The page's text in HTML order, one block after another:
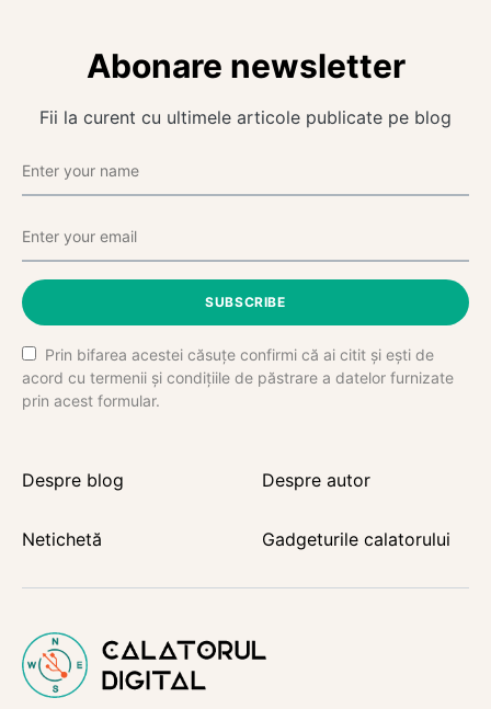
Abonare newsletter
Fii la curent cu ultimele articole publicate pe blog
SUBSCRIBE
Prin bifarea acestei căsuțe confirmi că ai citit și ești de
acord cu termenii și condițiile de păstrare a datelor furnizate
prin acest formular.
Despre blog Despre autor
Netichetă Gadgeturile calatorului